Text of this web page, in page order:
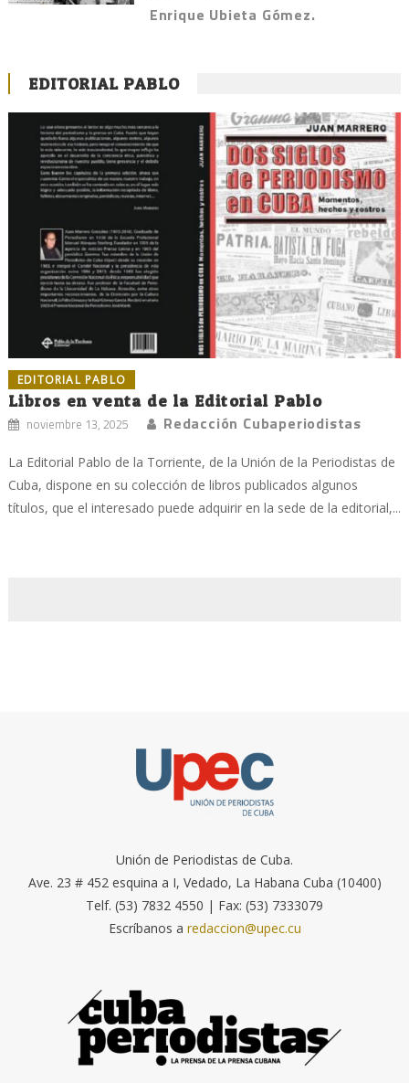
Enrique Ubieta Gómez.
EDITORIAL PABLO
EDITORIAL PABLO
Libros en venta de la Editorial Pablo
noviembre 13, 2025 Redacción Cubaperiodistas
La Editorial Pablo de la Torriente, de la Unión de la Periodistas de
Cuba, dispone en su colección de libros publicados algunos
títulos, que el interesado puede adquirir en la sede de la editorial,...
Unión de Periodistas de Cuba.
Ave. 23 # 452 esquina a I, Vedado, La Habana Cuba (10400)
Telf. (53) 7832 4550 | Fax: (53) 7333079
Escríbanos a redaccion@upec.cu